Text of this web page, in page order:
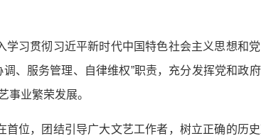
学习贯彻习近平新时代中国特色社会主义思想和
、服务管理、自律维权”职责，充分发挥党和政
事业繁荣发展。
首位，团结引导广大文艺工作者，树立正确的历